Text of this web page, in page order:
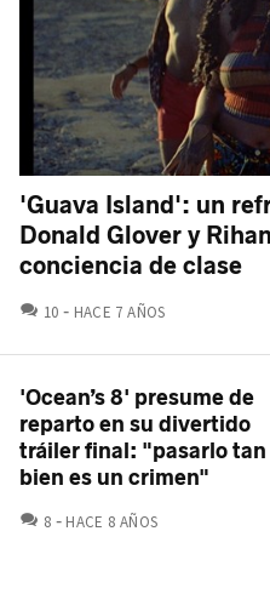
'Guava Island': un
Donald Glover y
conciencia de clase
10 COMENTARIOS
HACE 7 AÑOS
'Ocean’s 8' presume de
reparto en su divertido
tráiler final: "pasarlo tan
bien es un crimen"
8 COMENTARIOS
HACE 8 AÑOS